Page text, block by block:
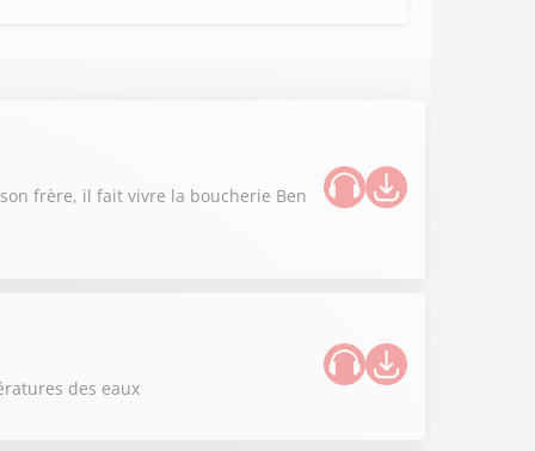
frère, il fait vivre la boucherie Ben
des eaux